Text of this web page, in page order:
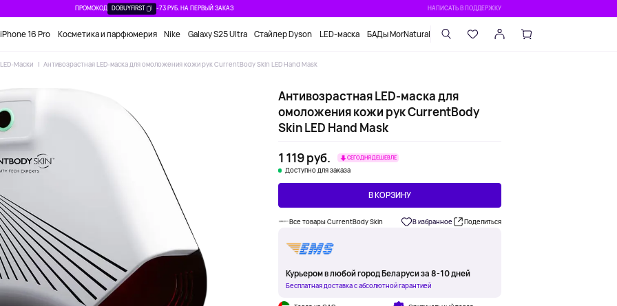
ПРОМОКОД DOBUYFIRST -73 РУБ. НА ПЕРВЫЙ ЗАКАЗ НАПИСАТЬ В ПОДДЕРЖКУ
iPhone 16 Pro Косметика и парфюмерия Nike Galaxy S25 Ultra Стайлер Dyson LED-маска БАДы MorNatural
LED-Маски Антивозрастная LED-маска для омоложения кожи рук CurrentBody Skin LED Hand Mask
Антивозрастная LED-маска для
омоложения кожи рук CurrentBody
Skin LED Hand Mask
1 119 руб.
СЕГОДНЯ ДЕШЕВЛЕ
Доступно для заказа
В КОРЗИНУ
Все товары CurrentBody Skin В избранное Поделиться
Курьером в любой город Беларуси за 8-10 дней
Бесплатная доставка с абсолютной гарантией